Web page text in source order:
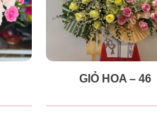
GIỎ HOA – 46